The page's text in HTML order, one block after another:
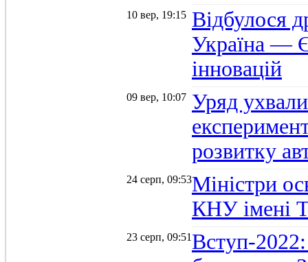
10 вер, 19:15 Відбулося
Україна —
інновацій
09 вер, 10:07 Уряд
розвитку
24 серп, 09:53Міністри
КНУ імені
23 серп, 09:51 Вступ-